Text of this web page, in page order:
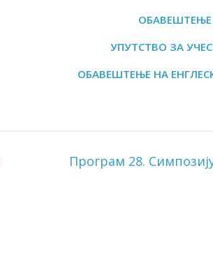
ОБАВЕШТЕЊЕ
УПУТСТВО ЗА
ОБАВЕШТЕЊЕ НА
Програм 28.